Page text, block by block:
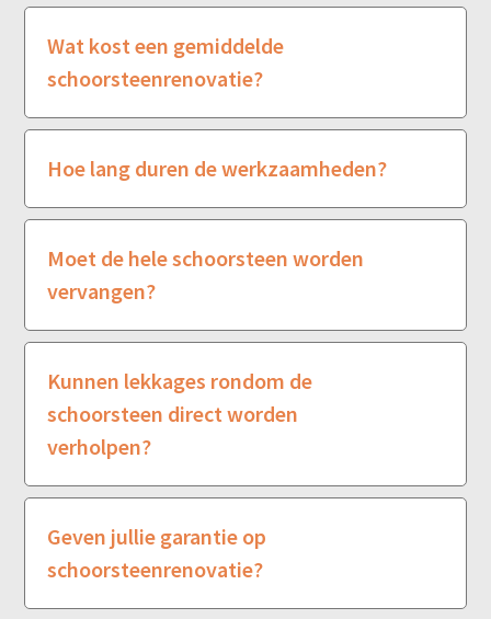
Wat kost een gemiddelde
schoorsteenrenovatie?
Hoe lang duren de werkzaamheden?
Moet de hele schoorsteen worden
vervangen?
Kunnen lekkages rondom de
schoorsteen direct worden
verholpen?
Geven jullie garantie op
schoorsteenrenovatie?